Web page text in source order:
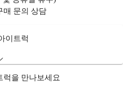
매 문의 상담
이트럭
럭을 만나보세요